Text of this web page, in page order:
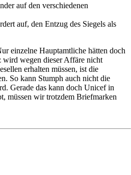
auf den verschiedenen
auf, den Entzug des Siegels als
einzelne Hauptamtliche hätten doch
wird wegen dieser Affäre nicht
erhalten müssen, ist die
So kann Stumph auch nicht die
Gerade das kann doch Unicef in
müssen wir trotzdem Briefmarken